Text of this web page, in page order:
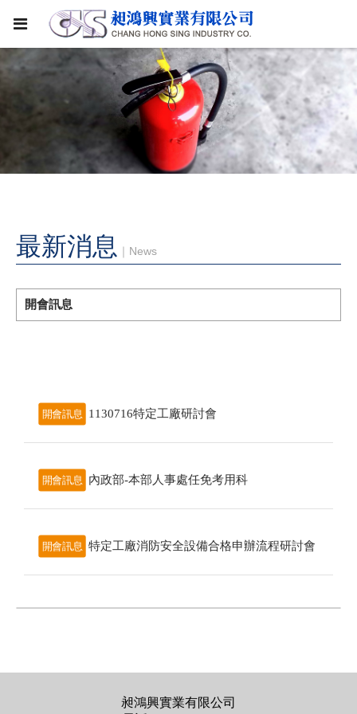
最新消息 ｜News
開會訊息
開會訊息 1130716特定工廠研討會
開會訊息 內政部-本部人事處任免考用科
開會訊息 特定工廠消防安全設備合格申辦流程研討會
昶鴻興實業有限公司